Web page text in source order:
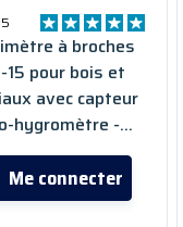
à broches
15 pour bois et
avec capteur
hygromètre -
- 0601078100
Me connecter